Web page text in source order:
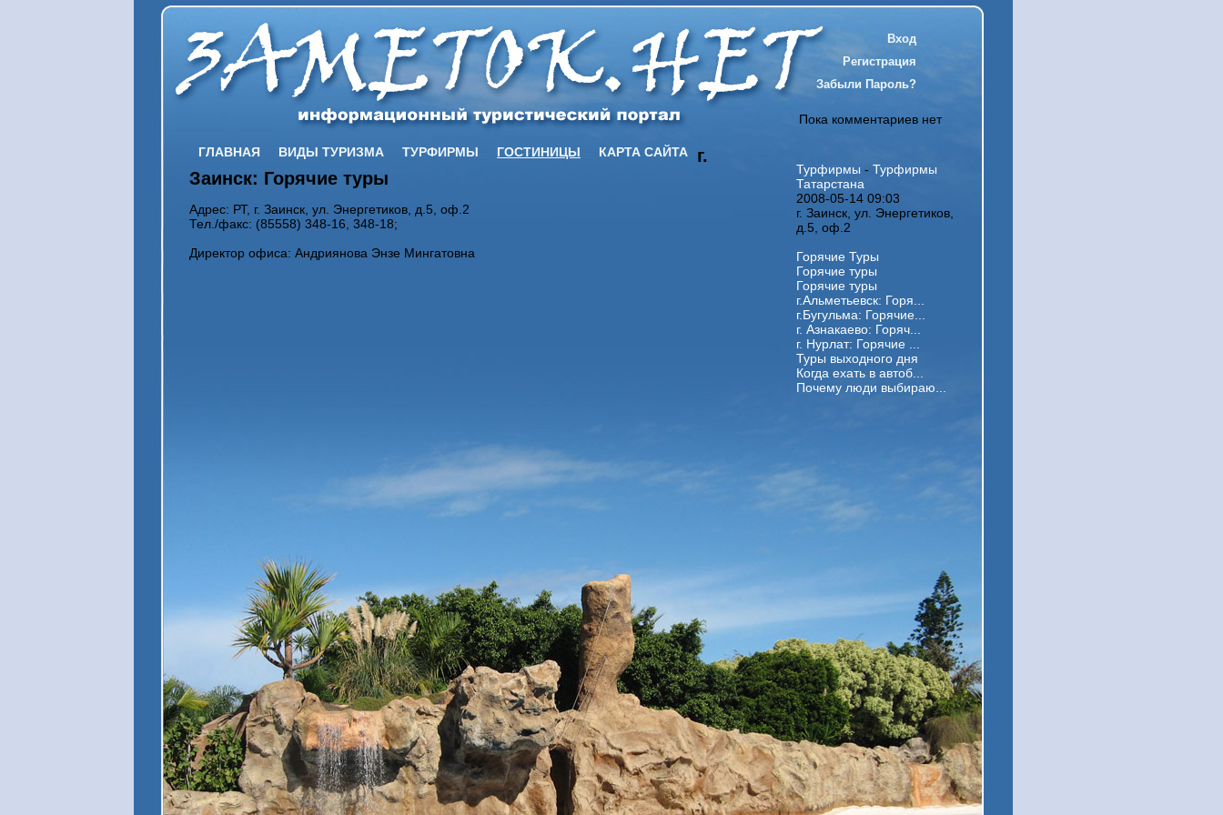
Вход
Регистрация
Забыли Пароль?
ГЛАВНАЯ ВИДЫ ТУРИЗМА ТУРФИРМЫ ГОСТИНИЦЫ КАРТА САЙТА
г.
Заинск: Горячие туры
Адрес: РТ, г. Заинск, ул. Энергетиков, д.5, оф.2
Тел./факс: (85558) 348-16, 348-18;
Директор офиса: Андриянова Энзе Мингатовна
Пока комментариев нет
Турфирмы - Турфирмы
Татарстана
2008-05-14 09:03
г. Заинск, ул. Энергетиков,
д.5, оф.2
Горячие Туры
Горячие туры
Горячие туры
г.Альметьевск: Горя...
г.Бугульма: Горячие...
г. Азнакаево: Горяч...
г. Нурлат: Горячие ...
Туры выходного дня
Когда ехать в автоб...
Почему люди выбираю...